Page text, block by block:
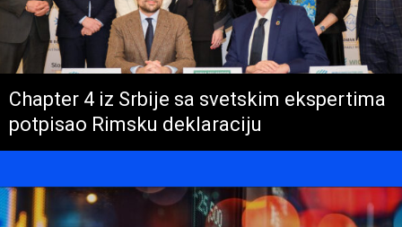
Chapter 4 iz Srbije sa svetskim ekspertima
potpisao Rimsku deklaraciju